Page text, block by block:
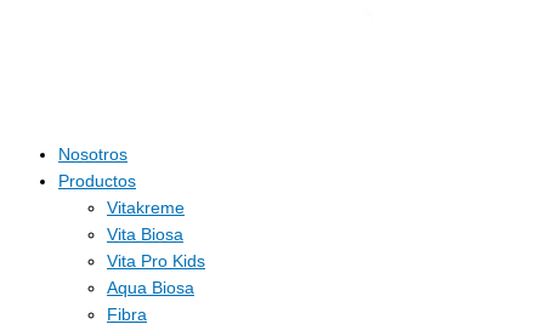
Nosotros
Productos
Vitakreme
Vita Biosa
Vita Pro Kids
Aqua Biosa
Fibra